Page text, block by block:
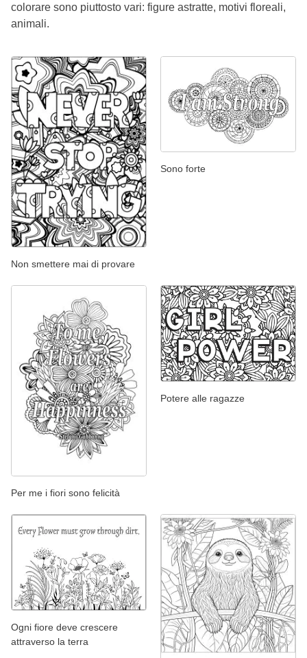
colorare sono piuttosto vari: figure astratte, motivi floreali,
animali.
Non smettere mai di provare
Sono forte
Per me i fiori sono felicità
Potere alle ragazze
Ogni fiore deve crescere
attraverso la terra